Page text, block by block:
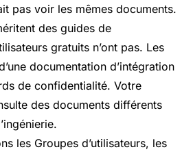
pas voir les mêmes documents.
des guides de
gratuits n’ont pas. Les
documentation d’intégration
de confidentialité. Votre
des documents différents
les Groupes d’utilisateurs, les